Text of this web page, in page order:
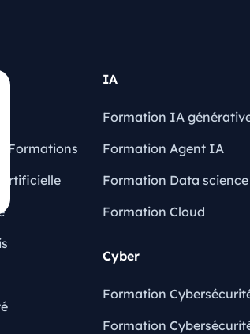
Formations
IA
Formation IA
Formation Agent IA
Formation Data science
Formation Cloud
Cyber
Formation
Formation